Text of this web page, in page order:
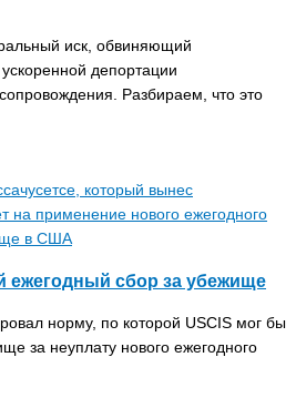
иск, обвиняющий
депортации
Разбираем, что это
ежегодный сбор за убежище
норму, по которой USCIS мог бы
за неуплату нового ежегодного